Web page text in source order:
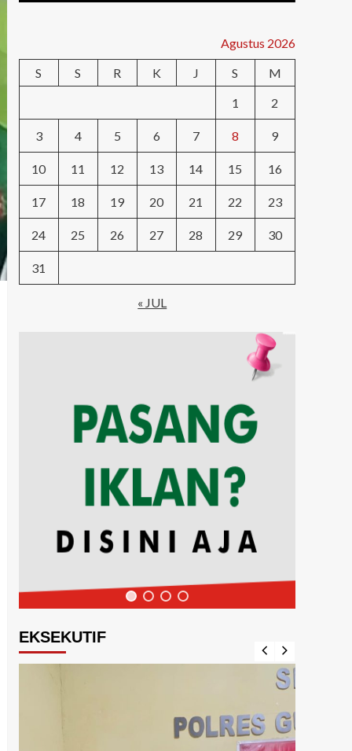
Agustus 2026
S
S R K J S
M
1
2
3 4 5 6 7 8 9
10 11 12 13 14 15 16
17 18 19 20 21 22 23
24 25 26 27 28 29 30
31
« JUL
EKSEKUTIF